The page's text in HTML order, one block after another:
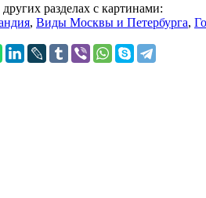
разделах с картинами:
, Виды Москвы и Петербурга,